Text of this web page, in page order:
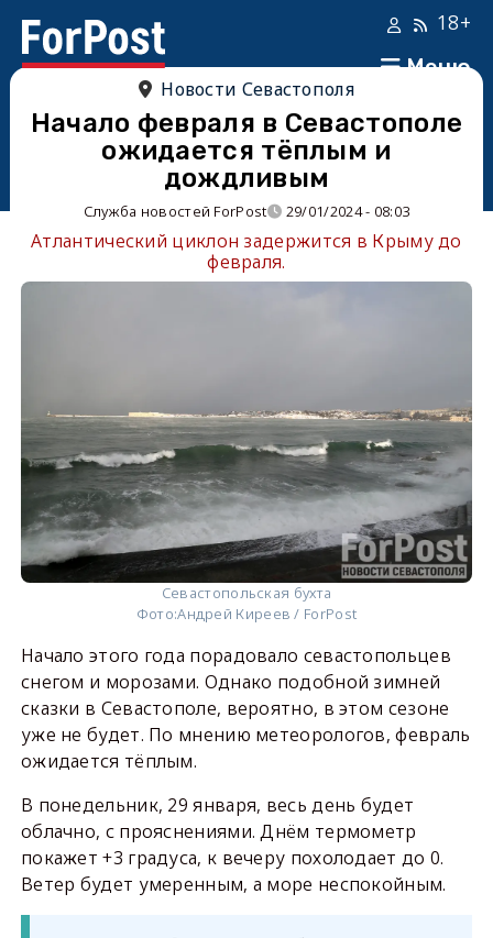
Меню
18+
Новости Севастополя
Начало февраля в Севастополе
ожидается тёплым и
дождливым
Служба новостей ForPost 29/01/2024 - 08:03
Атлантический циклон задержится в Крыму до
февраля.
Севастопольская бухта
Фото:Андрей Киреев / ForPost
Начало этого года порадовало севастопольцев
снегом и морозами. Однако подобной зимней
сказки в Севастополе, вероятно, в этом сезоне
уже не будет. По мнению метеорологов, февраль
ожидается тёплым.
В понедельник, 29 января, весь день будет
облачно, с прояснениями. Днём термометр
покажет +3 градуса, к вечеру похолодает до 0.
Ветер будет умеренным, а море неспокойным.